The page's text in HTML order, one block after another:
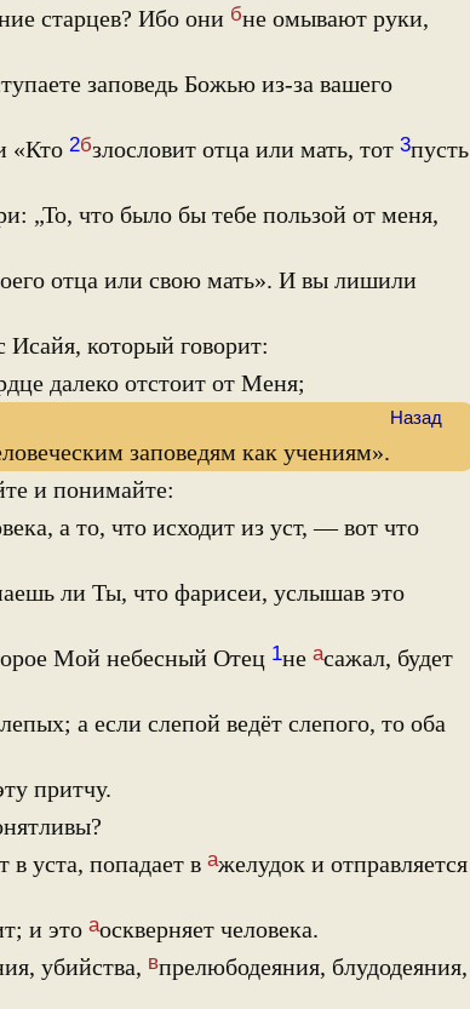
старцев? Ибо они бне омывают руки,
заповедь Божью из-за вашего
«Кто 2бзлословит отца или мать, тот 3пусть
„То, что было бы тебе пользой от меня,
отца или свою мать». И вы лишили
который говорит:
далеко отстоит от Меня;
заповедям как учениям».
Назад
и понимайте:
а то, что исходит из уст, — вот что
ли Ты, что фарисеи, услышав это
Мой небесный Отец 1не асажал, будет
а если слепой ведёт слепого, то оба
притчу.
в уста, попадает в ажелудок и отправляется
и это аоскверняет человека.
убийства, впрелюбодеяния, блудодеяния,